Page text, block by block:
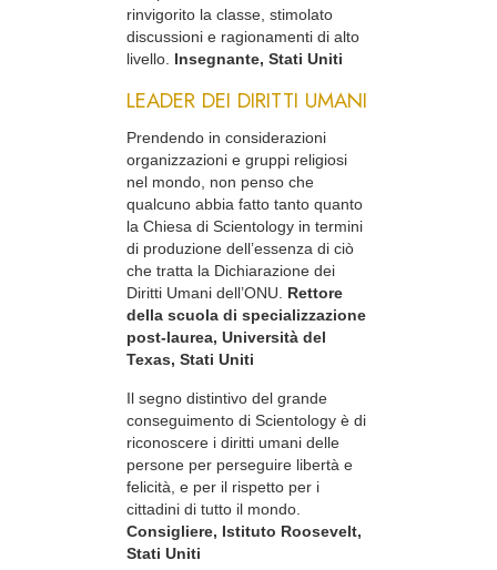
rinvigorito la classe, stimolato
discussioni e ragionamenti di alto
livello. Insegnante, Stati Uniti
LEADER DEI DIRITTI UMANI
Prendendo in considerazioni
organizzazioni e gruppi religiosi
nel mondo, non penso che
qualcuno abbia fatto tanto quanto
la Chiesa di Scientology in termini
di produzione dell’essenza di ciò
che tratta la Dichiarazione dei
Diritti Umani dell’ONU. Rettore
della scuola di specializzazione
post-laurea, Università del
Texas, Stati Uniti
Il segno distintivo del grande
conseguimento di Scientology è di
riconoscere i diritti umani delle
persone per perseguire libertà e
felicità, e per il rispetto per i
cittadini di tutto il mondo.
Consigliere, Istituto Roosevelt,
Stati Uniti